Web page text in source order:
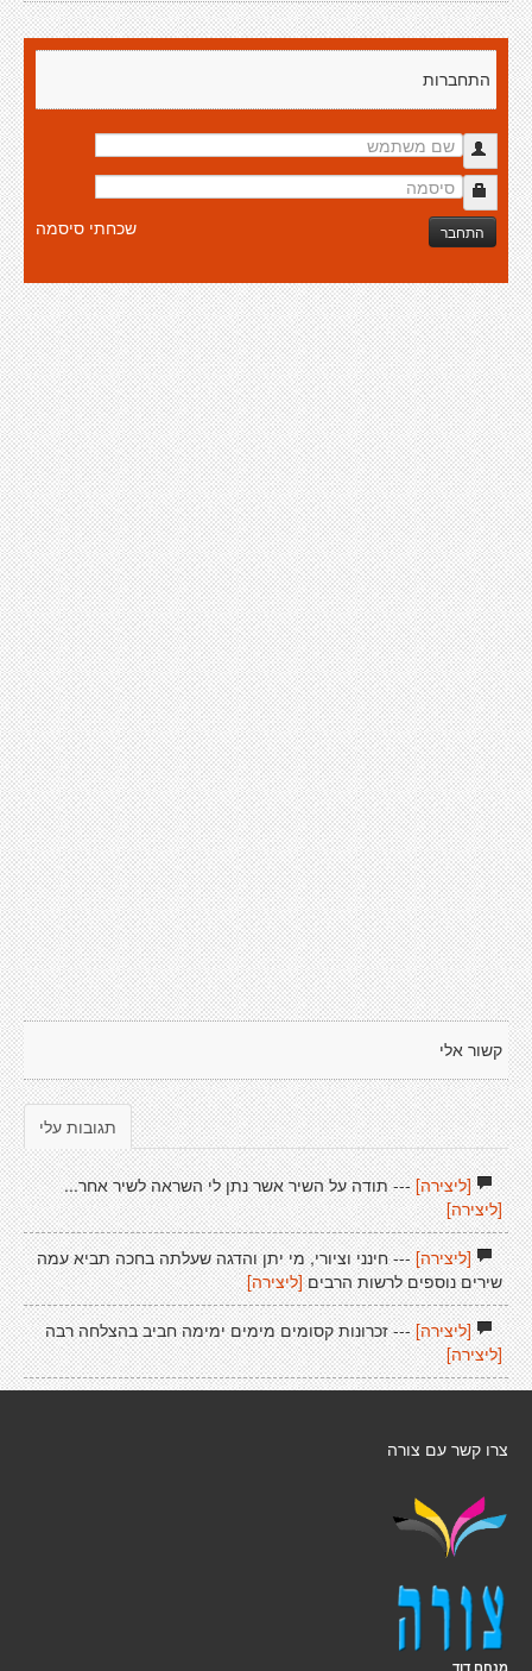
התחברות
התחבר שכחתי סיסמה
קשור אלי
תגובות עלי
[ליצירה]--- תודה על השיר אשר נתן לי השראה לשיר אחר...
[ליצירה]
[ליצירה]--- חינני וציורי, מי יתן והדגה שעלתה בחכה תביא עמה
שירים נוספים לרשות הרבים [ליצירה]
[ליצירה]--- זכרונות קסומים מימים ימימה חביב בהצלחה רבה
[ליצירה]
צרו קשר עם צורה
מנחם דוד